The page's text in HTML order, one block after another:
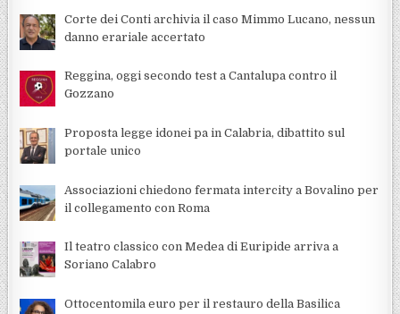
Corte dei Conti archivia il caso Mimmo Lucano, nessun
danno erariale accertato
Reggina, oggi secondo test a Cantalupa contro il
Gozzano
Proposta legge idonei pa in Calabria, dibattito sul
portale unico
Associazioni chiedono fermata intercity a Bovalino per
il collegamento con Roma
Il teatro classico con Medea di Euripide arriva a
Soriano Calabro
Ottocentomila euro per il restauro della Basilica